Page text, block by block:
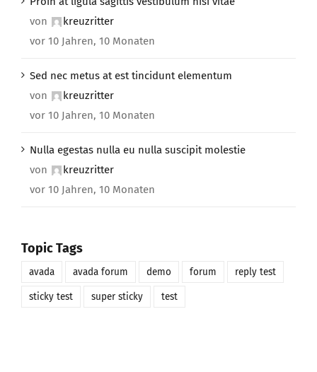
von
kreuzritter
vor 10 Jahren, 10 Monaten
Sed nec metus at est tincidunt elementum
von
kreuzritter
vor 10 Jahren, 10 Monaten
Nulla egestas nulla eu nulla suscipit molestie
von
kreuzritter
vor 10 Jahren, 10 Monaten
Topic Tags
avada avada forum demo forum reply test
sticky test super sticky test